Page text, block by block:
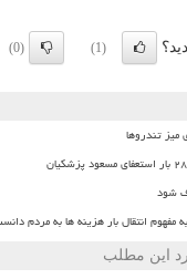
(1)
(0)
تندروها
شود
مفهوم انتقال بار هزینه ها به مردم
این مطلب